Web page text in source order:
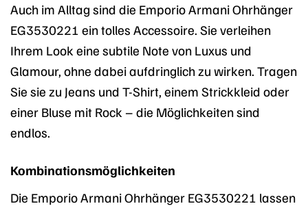
Auch im Alltag sind die Emporio Armani Ohrhänger
EG3530221 ein tolles Accessoire. Sie verleihen
Ihrem Look eine subtile Note von Luxus und
Glamour, ohne dabei aufdringlich zu wirken. Tragen
Sie sie zu Jeans und T-Shirt, einem Strickkleid oder
einer Bluse mit Rock – die Möglichkeiten sind
endlos.
Kombinationsmöglichkeiten
Die Emporio Armani Ohrhänger EG3530221 lassen